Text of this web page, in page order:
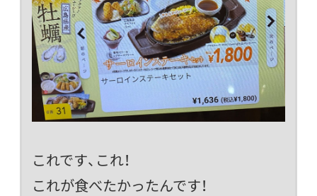
これです、これ！
これが食べたかったんです！